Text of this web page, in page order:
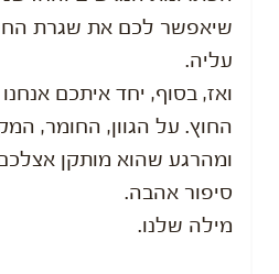
שיאפשר לכם את שגרת
עליה.
ואז, בסוף, יחד איתכם
החוץ. על הגוון, החומר,
ומהרגע שהוא מותקן
סיפור אהבה.
מילה שלנו.